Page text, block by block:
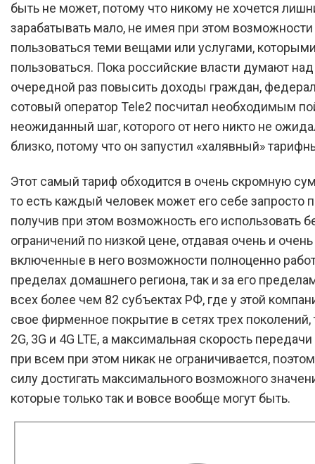
быть не может, потому что никому не хочется
зарабатывать мало, не имея при этом возможности
пользоваться теми вещами или услугами,
пользоваться. Пока российские власти думают над
очередной раз повысить доходы граждан,
сотовый оператор Tele2 посчитал необходимым
неожиданный шаг, которого от него никто не
близко, потому что он запустил «халявный»
Этот самый тариф обходится в очень скромную
то есть каждый человек может его себе запросто
получив при этом возможность его использовать
ограничений по низкой цене, отдавая очень и
включенные в него возможности полноценно
пределах домашнего региона, так и за его
всех более чем 82 субъектах РФ, где у этой
свое фирменное покрытие в сетях трех поколений,
2G, 3G и 4G LTE, а максимальная скорость
при всем при этом никак не ограничивается,
силу достигать максимального возможного
которые только так и вовсе вообще могут быть.